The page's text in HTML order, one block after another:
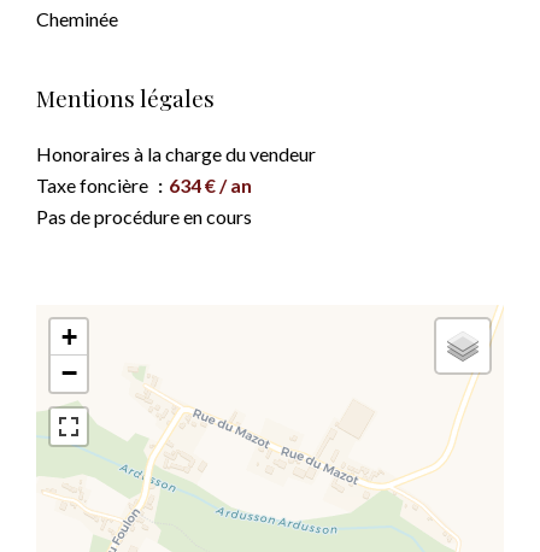
Cheminée
Mentions légales
Honoraires à la charge du vendeur
Taxe foncière
634 € / an
Pas de procédure en cours
+
−